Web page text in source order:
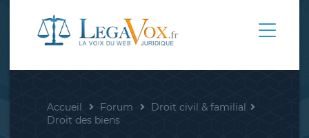
Accueil Forum
Droit civil & familial
Droit des biens